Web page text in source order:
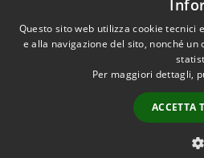
Questo sito web utilizza cookie
e alla navigazione del sito, nonché
Per maggiori dettagli,
ACCETTA